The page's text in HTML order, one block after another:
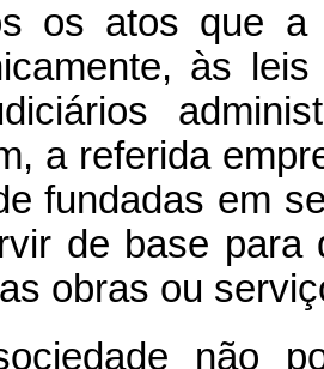
os atos que a
às
a referida
fundadas em
de base para
obras ou
não